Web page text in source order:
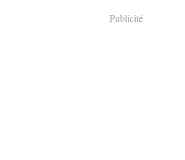
Publicité